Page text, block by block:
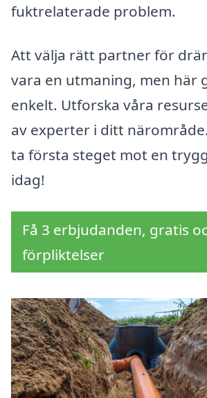
fuktrelaterade problem.
Att välja rätt partner för
vara en utmaning, men här
enkelt. Utforska våra
av experter i ditt
ta första steget mot en
idag!
Få 3 erbjudanden, gratis
förpliktelser